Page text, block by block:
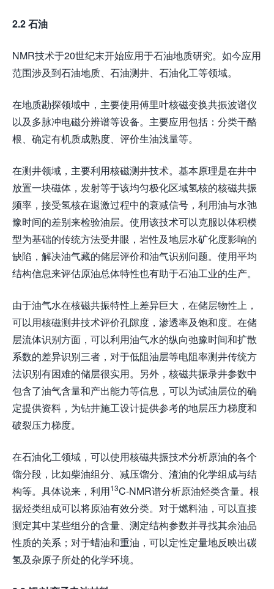
2.2石油
NMR技术于20世纪末开始应用于石油地质研究。如今应用
范围涉及到石油地质、石油测井、石油化工等领域。
在地质勘探领域中，主要使用傅里叶核磁变换共振波谱仪
以及多脉冲电磁分辨谱等设备。主要应用包括：分类干酪
根、确定有机质成熟度、评价生油浅量等。
在测井领域，主要利用核磁测井技术。基本原理是在井中
放置一块磁体，发射等于该均匀极化区域氢核的核磁共振
频率，接受氢核在退激过程中的衰减信号，利用油与水弛
豫时间的差别来检验油层。使用该技术可以克服以体积模
型为基础的传统方法受井眼，岩性及地层水矿化度影响的
缺陷，解决油气藏的储层评价和油气识别问题。使用平均
结构信息来评估原油总体特性也有助于石油工业的生产。
由于油气水在核磁共振特性上差异巨大，在储层物性上，
可以用核磁测井技术评价孔隙度，渗透率及饱和度。在储
层流体识别方面，可以利用油气水的纵向弛豫时间和扩散
系数的差异识别三者，对于低阻油层等电阻率测井传统方
法识别有困难的储层很实用。另外，核磁共振录井参数中
包含了油气含量和产出能力等信息，可以为试油层位的确
定提供资料，为钻井施工设计提供参考的地层压力梯度和
破裂压力梯度。
在石油化工领域，可以使用核磁共振技术分析原油的各个
馏分段，比如柴油组分、减压馏分、渣油的化学组成与结
构等。具体说来，利用13C-NMR谱分析原油烃类含量。根
据烃类组成可以将原油有效分类。对于燃料油，可以直接
测定其中某些组分的含量、测定结构参数并寻找其余油品
性质的关系；对于蜡油和重油，可以定性定量地反映出碳
氢及杂原子所处的化学环境。